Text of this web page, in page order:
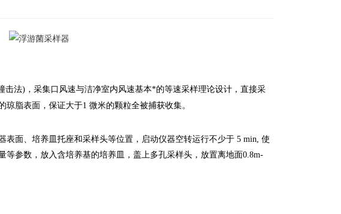
法)，采集口风速与洁净室内风速基本*的等速采样理论设计，直接采
脂表面，保证大于1 微米的颗粒全被捕获收集。
面、培养皿托座和采样头等位置，启动仪器空转运行不少于 5 min, 使
参数，放入含培养基的培养皿，盖上多孔采样头，放置离地面0.8m-